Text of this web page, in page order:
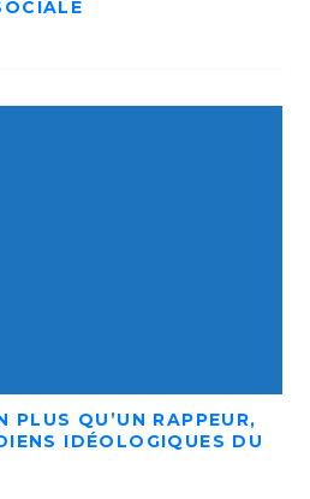
PLUS QU’UN RAPPEUR,
IDÉOLOGIQUES DU